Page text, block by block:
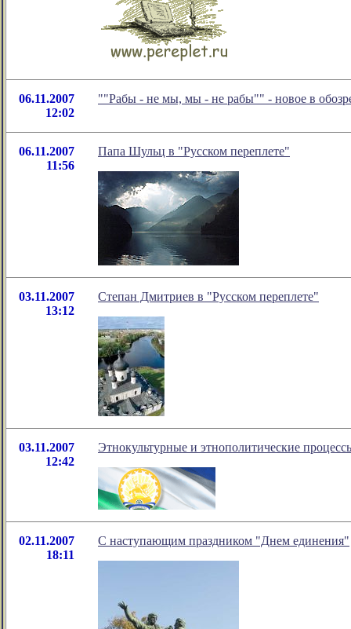
06.11.2007
12:02
""Рабы - не мы, мы - не рабы"" - новое в
06.11.2007
11:56
Папа Шульц в "Русском переплете"
03.11.2007
13:12
Степан Дмитриев в "Русском переплете"
03.11.2007
12:42
Этнокультурные и этнополитические
02.11.2007
18:11
С наступающим праздником "Днем единения"